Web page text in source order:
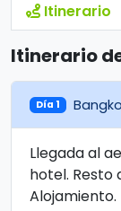
Itinerario
Itinerario
Día 1
Llegada al
hotel. Resto
Alojamiento.